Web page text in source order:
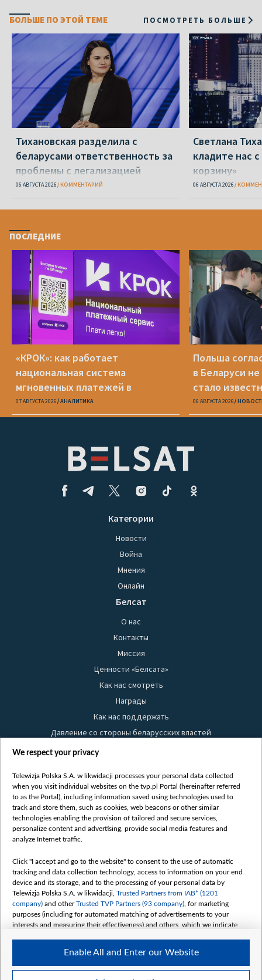
БОЛЬШЕ ПО ЭТОЙ ТЕМЕ ПОСМОТРЕТЬ БОЛЬШЕ
Тихановская разделила с
беларусами ответственность за
проблемы с легализацией
06 АВГУСТА 2026 КОММЕНТАРИЙ
Светлана
кладите нас
корзину»
06 АВГУСТА 2026
ПОСЛЕДНИЕ
«КРОК»: как работает
национальная система
мгновенных платежей в
Беларуси
07 АВГУСТА 2026 АНАЛИТИКА
Польша
в Беларуси
стало
06 АВГУСТА 2026
Категории
Новости
Война
Мнения
Онлайн
Белсат
О нас
Контакты
Миссия
Ценности «Белсата»
Как нас смотреть
Награды
Как нас поддержать
Давление со стороны беларусских властей
Правила использования материалов
Безопасность
Youtube
Белсат news
Белсат Life
Belsat English
Biełsat PL
Белсат Now
Белсат Shorts
Белсат History
Белсат Music
Белсат Doc
We respect your privacy
Telewizja Polska S.A. w likwidacji processes your personal data collected
when you visit individual websites on the tvp.pl Portal (hereinafter referred
to as the Portal), including information saved using technologies used to
track and store them, such as cookies, web beacons or other similar
technologies enabling the provision of tailored and secure services,
personalize content and advertising, provide social media features and
analyze Internet traffic.
Click "I accept and go to the website" to consent to the use of automatic
tracking and data collection technology, access to information on your end
device and its storage, and to the processing of your personal data by
Telewizja Polska S.A. w likwidacji, Trusted Partners from IAB* (1201
company) and otherTrusted TVP Partners (93 company) , for marketing
purposes (including for automated matching of advertisements to your
interests and measuring their effectiveness) and others, which we indicate
The purposes of processing your data by TVP S.A. w likwidacji are as
follows:
Enable All and Enter our Website